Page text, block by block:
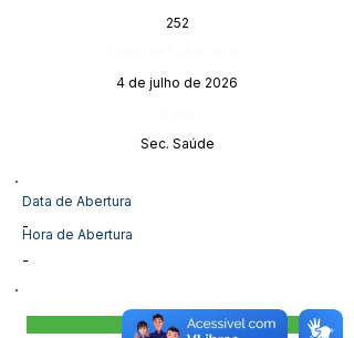
252
4 de julho de 2026
Sec. Saúde
Data de Abertura
-
Hora de Abertura
-
Visualizar